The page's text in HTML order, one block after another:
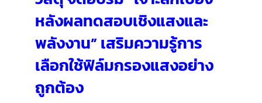
หลังผลทดสอบเชิงแสงและ
พลังงาน” เสริมความรู้การ
เลือกใช้ฟิล์มกรองแสงอย่าง
ถูกต้อง